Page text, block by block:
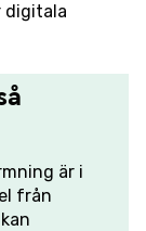
digitala
är i
från